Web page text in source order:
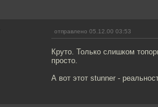
отправлено 05.12.00 03:53
Круто. Только слишком
просто.
А вот этот stunner -